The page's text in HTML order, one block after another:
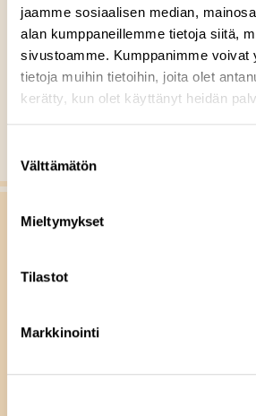
jaamme sosiaalisen median,
alan kumppaneillemme tietoja siitä,
sivustoamme. Kumppanimme voivat
tietoja muihin tietoihin, joita olet
kerätty, kun olet käyttänyt heidän
valinta
Välttämätön
Mieltymykset
Tilastot
Markkinointi
v
a
i
n
MUUT